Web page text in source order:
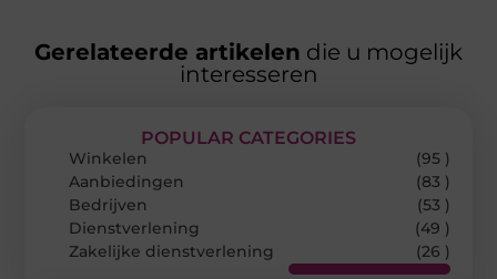
Gerelateerde artikelen die u mogelijk
interesseren
POPULAR CATEGORIES
Winkelen
(95 )
Aanbiedingen
(83 )
Bedrijven
(53 )
Dienstverlening
(49 )
Zakelijke dienstverlening
(26 )